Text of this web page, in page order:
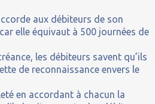
aux débiteurs de son
elle équivaut à 500 journées de
les débiteurs savent qu’ils
de reconnaissance envers le
en accordant à chacun la